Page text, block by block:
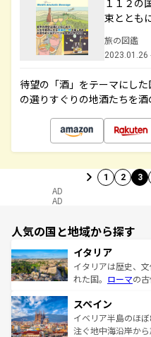
１１２の
束ととも
旅の図鑑
2023.01.26
待望の「酒」をテーマにし
の選りすぐりの地酒たちを
1 2 3
AD
AD
人気の国と地域から探す
イタリア
イタリアは歴史、
れた国。 ローマの
ろん、トスカーナ
景など、自然景観
ピザやパスタなど
スペイン
イベリア半島のほ
注ぐ地中海沿岸か